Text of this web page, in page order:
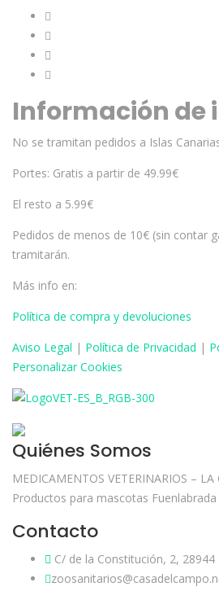
Información de
No se tramitan pedidos a Islas
Portes: Gratis a partir de 49.99€
El resto a 5.99€
Pedidos de menos de 10€ (sin contar
tramitarán.
Más info en:
Política de compra y devoluciones
Aviso Legal | Política de Privacidad |
Personalizar Cookies
Quiénes Somos
MEDICAMENTOS VETERINARIOS –
Productos para mascotas Fuenlabrada
Contacto
C/ de la Constitución, 2,